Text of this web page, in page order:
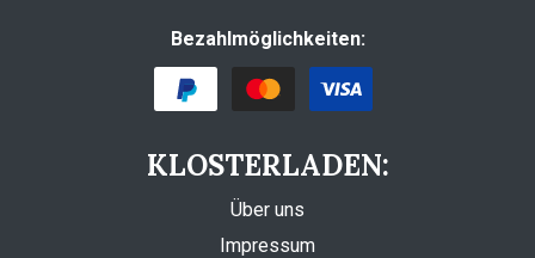
Bezahlmöglichkeiten:
KLOSTERLADEN:
Über uns
Impressum